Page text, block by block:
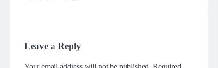
Leave a Reply
Your email address will not be published. Required